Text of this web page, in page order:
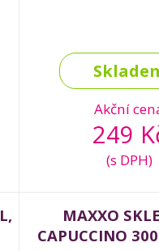
Akční
249
(s DPH)
MAXXO
CAPUCCINO